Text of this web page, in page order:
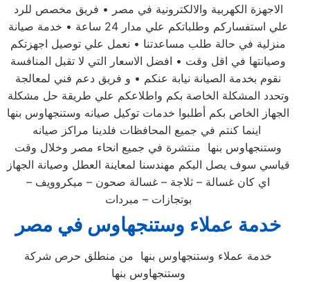
الاجهزة الكهربية والالكترونية في مصر • فريق مخصص للرد
علي استفساركم وطلباتكم علي مدار 24 ساعة • خدمة صيانة
منزلية في حالة طلب مساعدتنا • نعمل علي توصيل اجهزتكم
وصيانتها في اقل وقت • افضل الاسعار التي لا تقبل المنافسة
نقوم بخدمة الصيانة نيابة عنكم • و فريق دعم فني لمعالجة
وتحدد المشكلة الخاصة بكم واطلاعكم علي طريقة حل مشكلة
الجهاز الخاص بكم أطلبوا خدمات توكيل صيانه وستنجهاوس بنها
اينما كنتم في جميع المحافظات فلدينا مراكز صيانه
وستنجهاوس بنها منتشرة في جميع انحاء مصر وخلال وقت
قياسي سوف يصل اليكم مهندسنا لمعاينة العطل وصيانة الجهاز
اي كان غسالة – ثلاجة – غسالة صحون – ميكروويف –
بوتجازات – مبردات
خدمة عملاء وستنجهاوس في مصر
خدمة عملاء وستنجهاوس بنها من منطلق حرص شركة
وستنجهاوس بنها